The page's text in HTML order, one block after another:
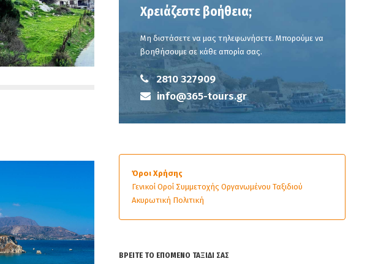
Χρειάζεστε βοήθεια;
Μη διστάσετε να μας τηλεφωνήσετε. Μπορούμε να
βοηθήσουμε σε κάθε απορία σας.
2810 327909
info@365-tours.gr
Όροι Χρήσης
Γενικοί Οροί Συμμετοχής Οργανωμένου Ταξιδιού
Ακυρωτική Πολιτική
ΒΡΕΊΤΕ ΤΟ ΕΠΌΜΕΝΟ ΤΑΞΊΔΙ ΣΑΣ